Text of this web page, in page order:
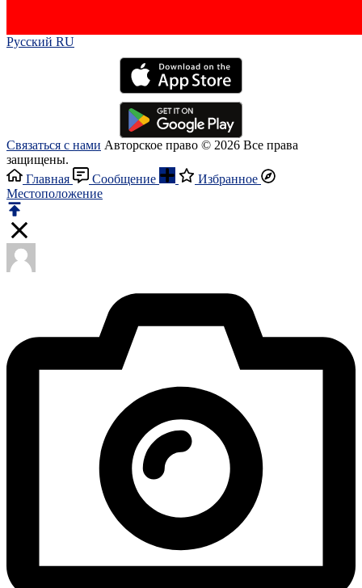
Русский RU‎
Связаться с нами Авторское право © 2026 Все права
защищены.
Главная
Сообщение
Избранное
Местоположение